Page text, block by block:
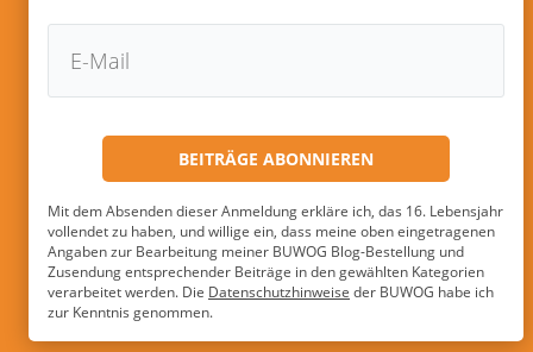
Mit dem Absenden dieser Anmeldung erkläre ich, das 16. Lebensjahr
vollendet zu haben, und willige ein, dass meine oben eingetragenen
Angaben zur Bearbeitung meiner BUWOG Blog-Bestellung und
Zusendung entsprechender Beiträge in den gewählten Kategorien
verarbeitet werden. Die Datenschutzhinweise der BUWOG habe ich
zur Kenntnis genommen.